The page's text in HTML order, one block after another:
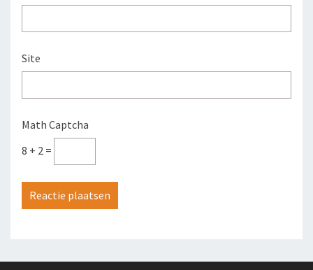
Site
Math Captcha
8 + 2 =